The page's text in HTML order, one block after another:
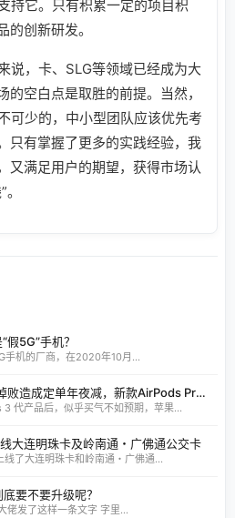
持它。只有积累一定的项目积
的创新研发。
说，卡、SLG等领域已经成为大
的空白点是取胜的前提。当然，
可少的，中小型团队应该优先考
只有掌握了更多的实践经验，我
又满足用户的期望，获得市场认
5G”手机？
手机的厂商，在2020年10月...
苹果AirPods 3 发卖掉败造成定单年夜减，新款AirPods Pro 将调剂
代产品后，似乎买气不如预期，苹果...
大连明珠卡及岭南通・广佛通公交卡
了大连明珠卡和岭南通・广佛通...
要不要升级呢？
佬发了这样一条文字 字里...